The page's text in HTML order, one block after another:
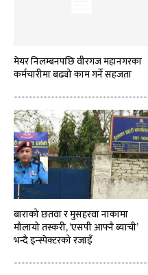
मेयर निलम्बनपछि वीरगज महानगरका
कर्मचारीमा बढ्यो काम गर्ने सहजता
बाराको छतवा र मुसहरवा नाकामा
मौलायो तस्करी, ‘एसपी आफ्नै ब्याची’
भन्दै इन्स्पेक्टरको रजाइँ